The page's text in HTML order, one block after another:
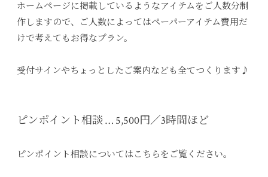
ホームページに掲載しているようなアイテムをご人数分制
作しますので、ご人数によってはペーパーアイテム費用だ
けで考えてもお得なプラン。
受付サインやちょっとしたご案内なども全てつくります♪
ピンポイント相談 … 5,500円／3時間ほど
ピンポイント相談についてはこちらをご覧ください。